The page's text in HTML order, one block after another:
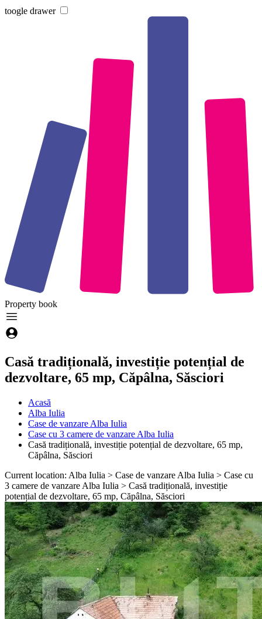
toogle drawer
Property book
Casă tradițională, investiție potențial de
dezvoltare, 65 mp, Căpâlna, Săsciori
Acasă
Alba Iulia
Case de vanzare Alba Iulia
Case cu 3 camere de vanzare Alba Iulia
Casă tradițională, investiție potențial de dezvoltare, 65 mp,
Căpâlna, Săsciori
Current location: Alba Iulia > Case de vanzare Alba Iulia > Case cu
3 camere de vanzare Alba Iulia > Casă tradițională, investiție
potențial de dezvoltare, 65 mp, Căpâlna, Săsciori